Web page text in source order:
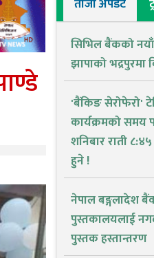
ताजा अपडेट
सिभिल बैंकको
झापाको भद्रपुरमा
'बैंकिङ सेरोफेरो'
कार्यक्रमको समय
शनिबार राती
हुने !
नेपाल बङ्गलादेश
पुस्तकालयलाई
पुस्तक हस्तान्तरण